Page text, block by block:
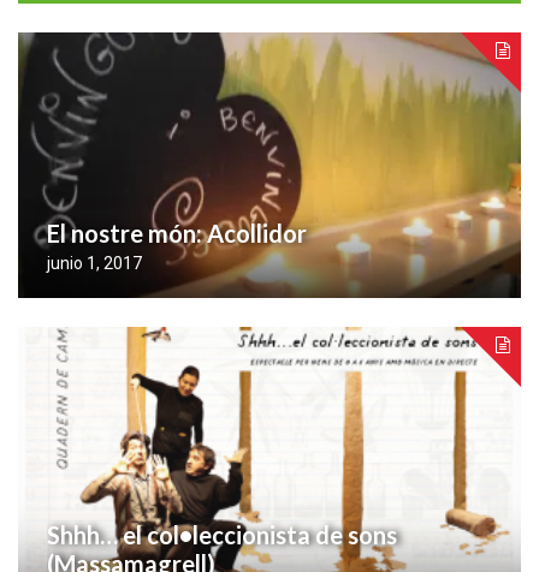
El nostre món: Acollidor
junio 1, 2017
Shhh… el col•leccionista de sons
(Massamagrell)